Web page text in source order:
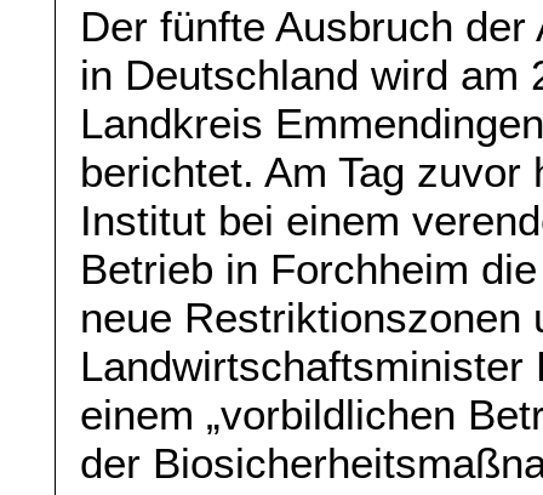
Der fünfte Ausbruch
in Deutschland wird am
Landkreis
berichtet. Am Tag
Institut bei einem
Betrieb in Forchheim
neue Restriktionszonen
einem „vorbildlichen
der